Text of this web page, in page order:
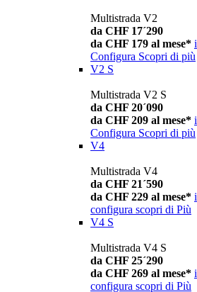
Multistrada V2
da CHF 17´290
da CHF 179 al mese* i
Configura Scopri di più
V2 S
Multistrada V2 S
da CHF 20´090
da CHF 209 al mese* i
Configura Scopri di più
V4
Multistrada V4
da CHF 21´590
da CHF 229 al mese* i
configura scopri di Più
V4 S
Multistrada V4 S
da CHF 25´290
da CHF 269 al mese* i
configura scopri di Più